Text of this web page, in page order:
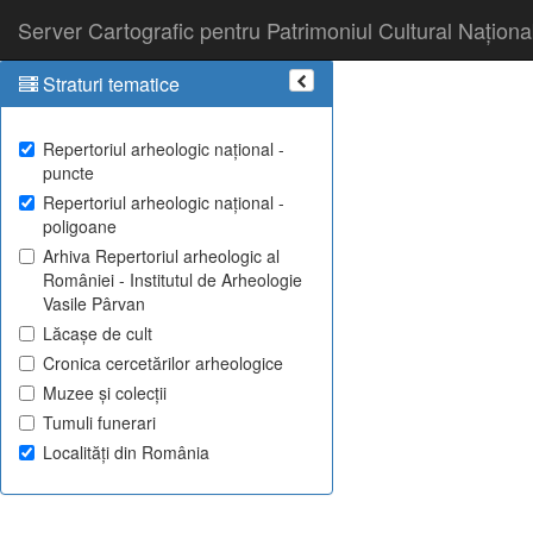
Server Cartografic pentru Patrimoniul Cultural
Straturi tematice
Repertoriul arheologic național -
puncte
Repertoriul arheologic național -
poligoane
Arhiva Repertoriul arheologic al
României - Institutul de Arheologie
Vasile Pârvan
Lăcașe de cult
Cronica cercetărilor arheologice
Muzee și colecții
Tumuli funerari
Localități din România